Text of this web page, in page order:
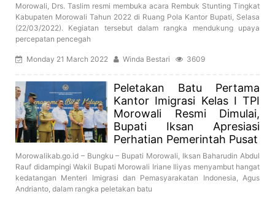
Morowali, Drs. Taslim resmi membuka acara Rembuk Stunting Tingkat
Kabupaten Morowali Tahun 2022 di Ruang Pola Kantor Bupati, Selasa
(22/03/2022). Kegiatan tersebut dalam rangka mendukung upaya
percepatan pencegah
Monday 21 March 2022 Winda Bestari 3609
Peletakan Batu Pertama
Kantor Imigrasi Kelas I TPI
Morowali Resmi Dimulai,
Bupati Iksan Apresiasi
Perhatian Pemerintah Pusat
Morowalikab.go.id – Bungku – Bupati Morowali, Iksan Baharudin Abdul
Rauf didampingi Wakil Bupati Morowali Iriane Iliyas menyambut hangat
kedatangan Menteri Imigrasi dan Pemasyarakatan Indonesia, Agus
Andrianto, dalam rangka peletakan batu